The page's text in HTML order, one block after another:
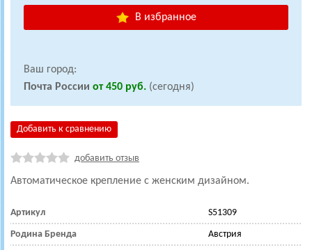
В избранное
Ваш город:
Почта России от 450 руб. (сегодня)
Добавить к сравнению
добавить отзыв
Автоматическое крепление с женским дизайном.
Артикул S51309
Родина Бренда Австрия